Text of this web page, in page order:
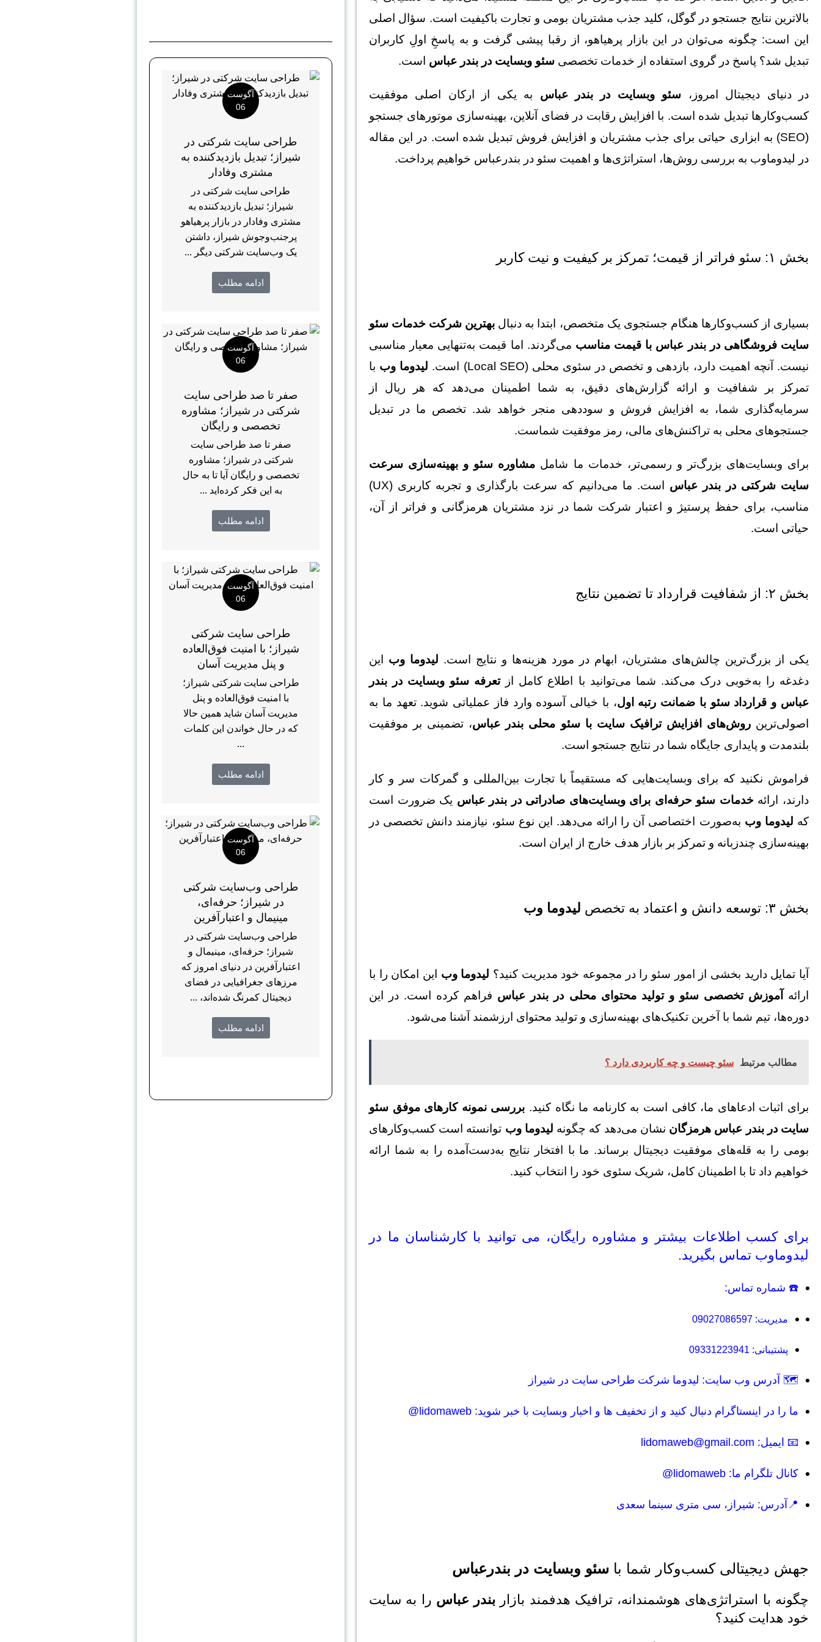
بالاترین نتایج جستجو در گوگل، کلید جذب مشتریان بومی و تجارت باکیفیت است. سؤال اصلی
این است: چگونه می‌توان در این بازار پرهیاهو، از رقبا پیشی گرفت و به پاسخِ اولِ کاربران
تبدیل شد؟ پاسخ در گروی استفاده از خدمات تخصصی سئو وبسایت در بندر عباس است.
در دنیای دیجیتال امروز، سئو وبسایت در بندر عباس به یکی از ارکان اصلی موفقیت
کسب‌وکارها تبدیل شده است. با افزایش رقابت در فضای آنلاین، بهینه‌سازی موتورهای جستجو
(SEO) به ابزاری حیاتی برای جذب مشتریان و افزایش فروش تبدیل شده است. در این مقاله
در لیدوماوب به بررسی روش‌ها، استراتژی‌ها و اهمیت سئو در بندرعباس خواهیم پرداخت.
بخش ۱: سئو فراتر از قیمت؛ تمرکز بر کیفیت و نیت کاربر
بسیاری از کسب‌وکارها هنگام جستجوی یک متخصص، ابتدا به دنبال بهترین شرکت خدمات سئو
سایت فروشگاهی در بندر عباس با قیمت مناسب می‌گردند. اما قیمت به‌تنهایی معیار مناسبی
نیست. آنچه اهمیت دارد، بازدهی و تخصص در سئوی محلی (Local SEO) است.
لیدوما وب با
تمرکز بر شفافیت و ارائه گزارش‌های دقیق، به شما اطمینان می‌دهد که هر ریال از
سرمایه‌گذاری شما، به افزایش فروش و سوددهی منجر خواهد شد. تخصص ما در تبدیل
جستجوهای محلی به تراکنش‌های مالی، رمز موفقیت شماست.
برای وبسایت‌های بزرگ‌تر و رسمی‌تر، خدمات ما شامل مشاوره سئو و بهینه‌سازی سرعت
سایت شرکتی در بندر عباس
است. ما می‌دانیم که سرعت بارگذاری و تجربه کاربری (UX)
مناسب، برای حفظ پرستیژ و اعتبار شرکت شما در نزد مشتریان هرمزگانی و فراتر از آن،
حیاتی است.
بخش ۲: از شفافیت قرارداد تا تضمین نتایج
یکی از بزرگ‌ترین چالش‌های مشتریان، ابهام در مورد هزینه‌ها و نتایج است. لیدوما وب این
دغدغه را به‌خوبی درک می‌کند. شما می‌توانید با اطلاع کامل ازتعرفه سئو وبسایت در بندر
عباس و قرارداد سئو با ضمانت رتبه اول، با خیالی آسوده وارد فاز عملیاتی شوید. تعهد ما به
اصولی‌ترینروش‌های افزایش ترافیک سایت با سئو محلی بندر عباس، تضمینی بر موفقیت
بلندمدت و پایداری جایگاه شما در نتایج جستجو است.
فراموش نکنید که برای وبسایت‌هایی که مستقیماً با تجارت بین‌المللی و گمرکات سر و کار
دارند، ارائهخدمات سئو حرفه‌ای برای وبسایت‌های صادراتی در بندر عباس یک ضرورت است
که لیدوما وب به‌صورت اختصاصی آن را ارائه می‌دهد. این نوع سئو، نیازمند دانش تخصصی در
بهینه‌سازی چندزبانه و تمرکز بر بازار هدف خارج از ایران است.
بخش ۳: توسعه دانش و اعتماد به تخصص لیدوما وب
آیا تمایل دارید بخشی از امور سئو را در مجموعه خود مدیریت کنید؟ لیدوما وب این امکان را با
ارائه
آموزش تخصصی سئو و تولید محتوای محلی در بندر عباس فراهم کرده است. در این
دوره‌ها، تیم شما با آخرین تکنیک‌های بهینه‌سازی و تولید محتوای ارزشمند آشنا می‌شود.
مطالب مرتبط سئو چیست و چه کاربردی دارد ؟
برای اثبات ادعاهای ما، کافی است به کارنامه ما نگاه کنید. بررسی نمونه کارهای موفق سئو
سایت در بندر عباس هرمزگان نشان می‌دهد که چگونه لیدوما وب توانسته است کسب‌وکارهای
بومی را به قله‌های موفقیت دیجیتال برساند. ما با افتخار نتایج به‌دست‌آمده را به شما ارائه
خواهیم داد تا با اطمینان کامل، شریک سئوی خود را انتخاب کنید.
برای کسب اطلاعات بیشتر و مشاوره رایگان، می توانید با کارشناسان ما در
لیدوماوب تماس بگیرید.
☎️ شماره تماس:
مدیریت: 09027086597
پشتیبانی: 09331223941
🗺 آدرس وب سایت: لیدوما شرکت طراحی سایت در شیراز
ما را در اینستاگرام دنبال کنید و از تخفیف ها و اخبار وبسایت با خبر شوید: lidomaweb@
📧 ایمیل: lidomaweb@gmail.com
کانال تلگرام ما: lidomaweb@
📍آدرس: شیراز، سی متری سینما سعدی
جهش دیجیتالی کسب‌وکار شما با سئو وبسایت در بندرعباس
چگونه با استراتژی‌های هوشمندانه، ترافیک هدفمند بازار بندر عباس را به سایت
خود هدایت کنید؟
آگوست
06
طراحی سایت شرکتی در
شیراز؛ تبدیل بازدیدکننده به
مشتری وفادار
طراحی سایت شرکتی در
شیراز؛ تبدیل بازدیدکننده به
مشتری وفادار در بازار پرهیاهو
پرجنب‌وجوش شیراز، داشتن
یک وب‌سایت شرکتی دیگر ...
ادامه مطلب
آگوست
06
صفر تا صد طراحی سایت
شرکتی در شیراز؛ مشاوره
تخصصی و رایگان
صفر تا صد طراحی سایت
شرکتی در شیراز؛ مشاوره
تخصصی و رایگان آیا تا به حال
به این فکر کرده‌اید ...
ادامه مطلب
آگوست
06
طراحی سایت شرکتی
شیراز؛ با امنیت فوق‌العاده
و پنل مدیریت آسان
طراحی سایت شرکتی شیراز؛
با امنیت فوق‌العاده و پنل
مدیریت آسان شاید همین حالا
که در حال خواندن این کلمات
...
ادامه مطلب
آگوست
06
طراحی وب‌سایت شرکتی
در شیراز؛ حرفه‌ای،
مینیمال و اعتبارآفرین
طراحی وب‌سایت شرکتی در
شیراز؛ حرفه‌ای، مینیمال و
اعتبارآفرین در دنیای امروز که
مرزهای جغرافیایی در فضای
دیجیتال کمرنگ شده‌اند، ...
ادامه مطلب